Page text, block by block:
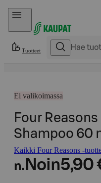
Hyppää sisältöön
Tuotteet
Ei valikoimassa
Four
Shampoo 60
Kaikki Four Reasons -
n. Noin5,90